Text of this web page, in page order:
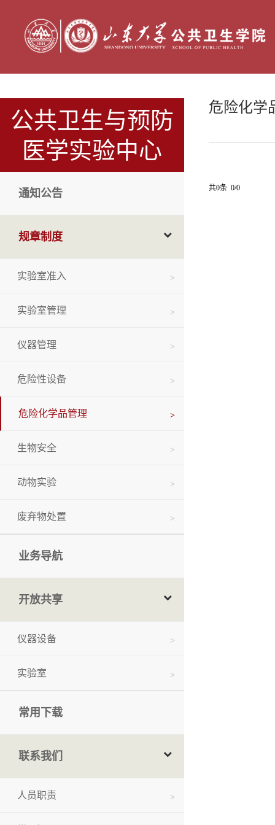
公共卫生与预防
医学实验中心
通知公告
规章制度
实验室准入
实验室管理
仪器管理
危险性设备
危险化学品管理
生物安全
动物实验
废弃物处置
业务导航
开放共享
仪器设备
实验室
常用下载
联系我们
人员职责
危险化学
共0条 0/0